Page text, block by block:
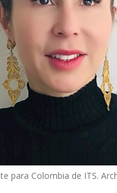
para Colombia de ITS.